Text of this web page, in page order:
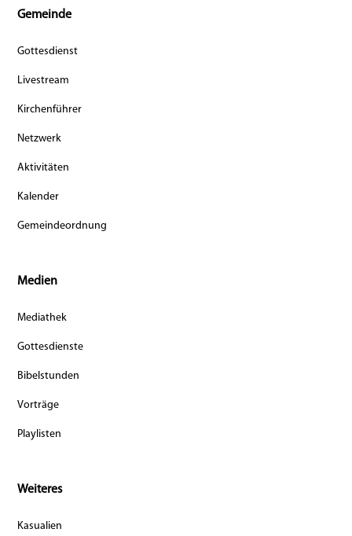
Gemeinde
Gottesdienst
Livestream
Kirchenführer
Netzwerk
Aktivitäten
Kalender
Gemeindeordnung
Medien
Mediathek
Gottesdienste
Bibelstunden
Vorträge
Playlisten
Weiteres
Kasualien